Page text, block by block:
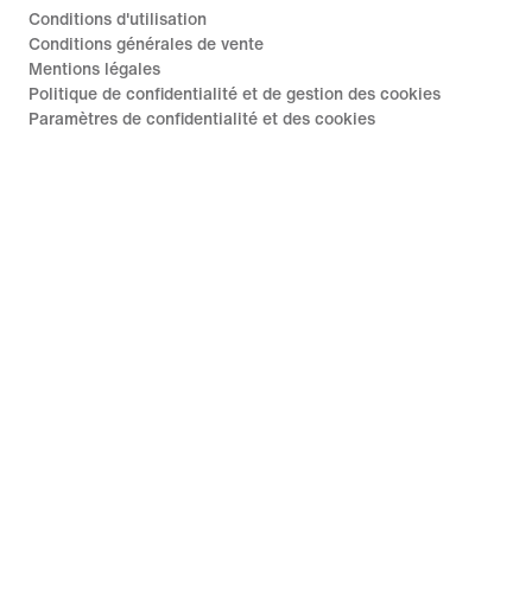
Conditions d'utilisation
Conditions générales de vente
Mentions légales
Politique de confidentialité et de gestion des cookies
Paramètres de confidentialité et des cookies